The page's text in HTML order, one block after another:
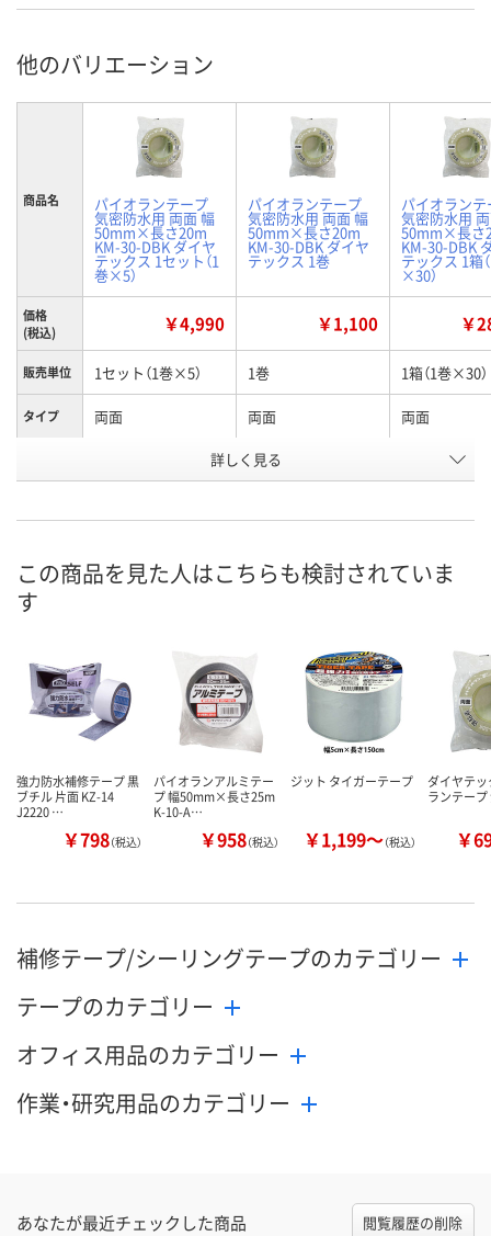
他のバリエーション
商品名 パイオランテープ
気密防水用 両面 幅
50mm×長さ20m
KM-30-DBK ダイヤ
テックス 1セット（1
巻×5）
パイオランテープ
気密防水用 両面 幅
50mm×長さ20m
KM-30-DBK ダイヤ
テックス 1巻
パイオランテ
気密防水用
50mm×長さ
KM-30-DBK
テックス 1箱
×30）
価格
(税込)
￥4,990 ￥1,100 ￥
販売単位 1セット（1巻×5） 1巻 1箱（1巻×30）
タイプ 両面 両面 両面
ブラック ブラック
号
数量
カゴへ
数量
カゴへ
数量
カ
詳しく見る
この商品を見た人はこちらも検討されていま
す
強力防水補修テープ 黒
ブチル 片面 KZ-14
J2220 …
￥798（税込）
パイオランアルミテー
プ 幅50mm×長さ25m
K-10-A…
￥958（税込）
ジット タイガーテープ
￥1,199～（税込）
ダイヤテ
ランテー
￥
補修テープ/シーリングテープのカテゴリー
テープのカテゴリー
オフィス用品のカテゴリー
作業・研究用品のカテゴリー
あなたが最近チェックした商品 閲覧履歴の削除